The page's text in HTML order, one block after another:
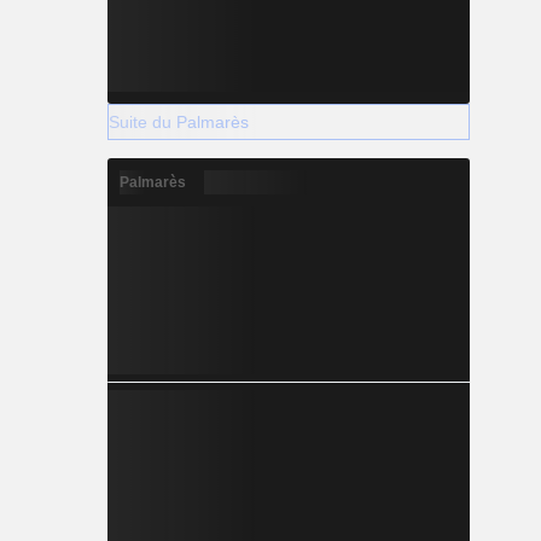
Suite du Palmarès
Palmarès